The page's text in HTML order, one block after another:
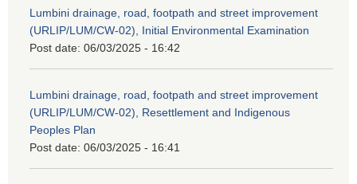
Lumbini drainage, road, footpath and street improvement
(URLIP/LUM/CW-02), Initial Environmental Examination
Post date: 06/03/2025 - 16:42
Lumbini drainage, road, footpath and street improvement
(URLIP/LUM/CW-02), Resettlement and Indigenous
Peoples Plan
Post date: 06/03/2025 - 16:41